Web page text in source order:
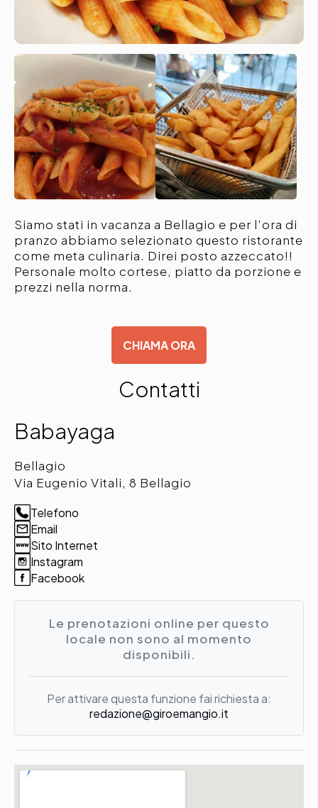
Siamo stati in vacanza a Bellagio e per l’ora di
pranzo abbiamo selezionato questo ristorante
come meta culinaria. Direi posto azzeccato!!
Personale molto cortese, piatto da porzione e
prezzi nella norma.
CHIAMA ORA
Contatti
Babayaga
Bellagio
Via Eugenio Vitali, 8 Bellagio
Telefono
Email
Sito Internet
Instagram
Facebook
Le prenotazioni online per questo
locale non sono al momento
disponibili.
Per attivare questa funzione fai richiesta a:
redazione@giroemangio.it